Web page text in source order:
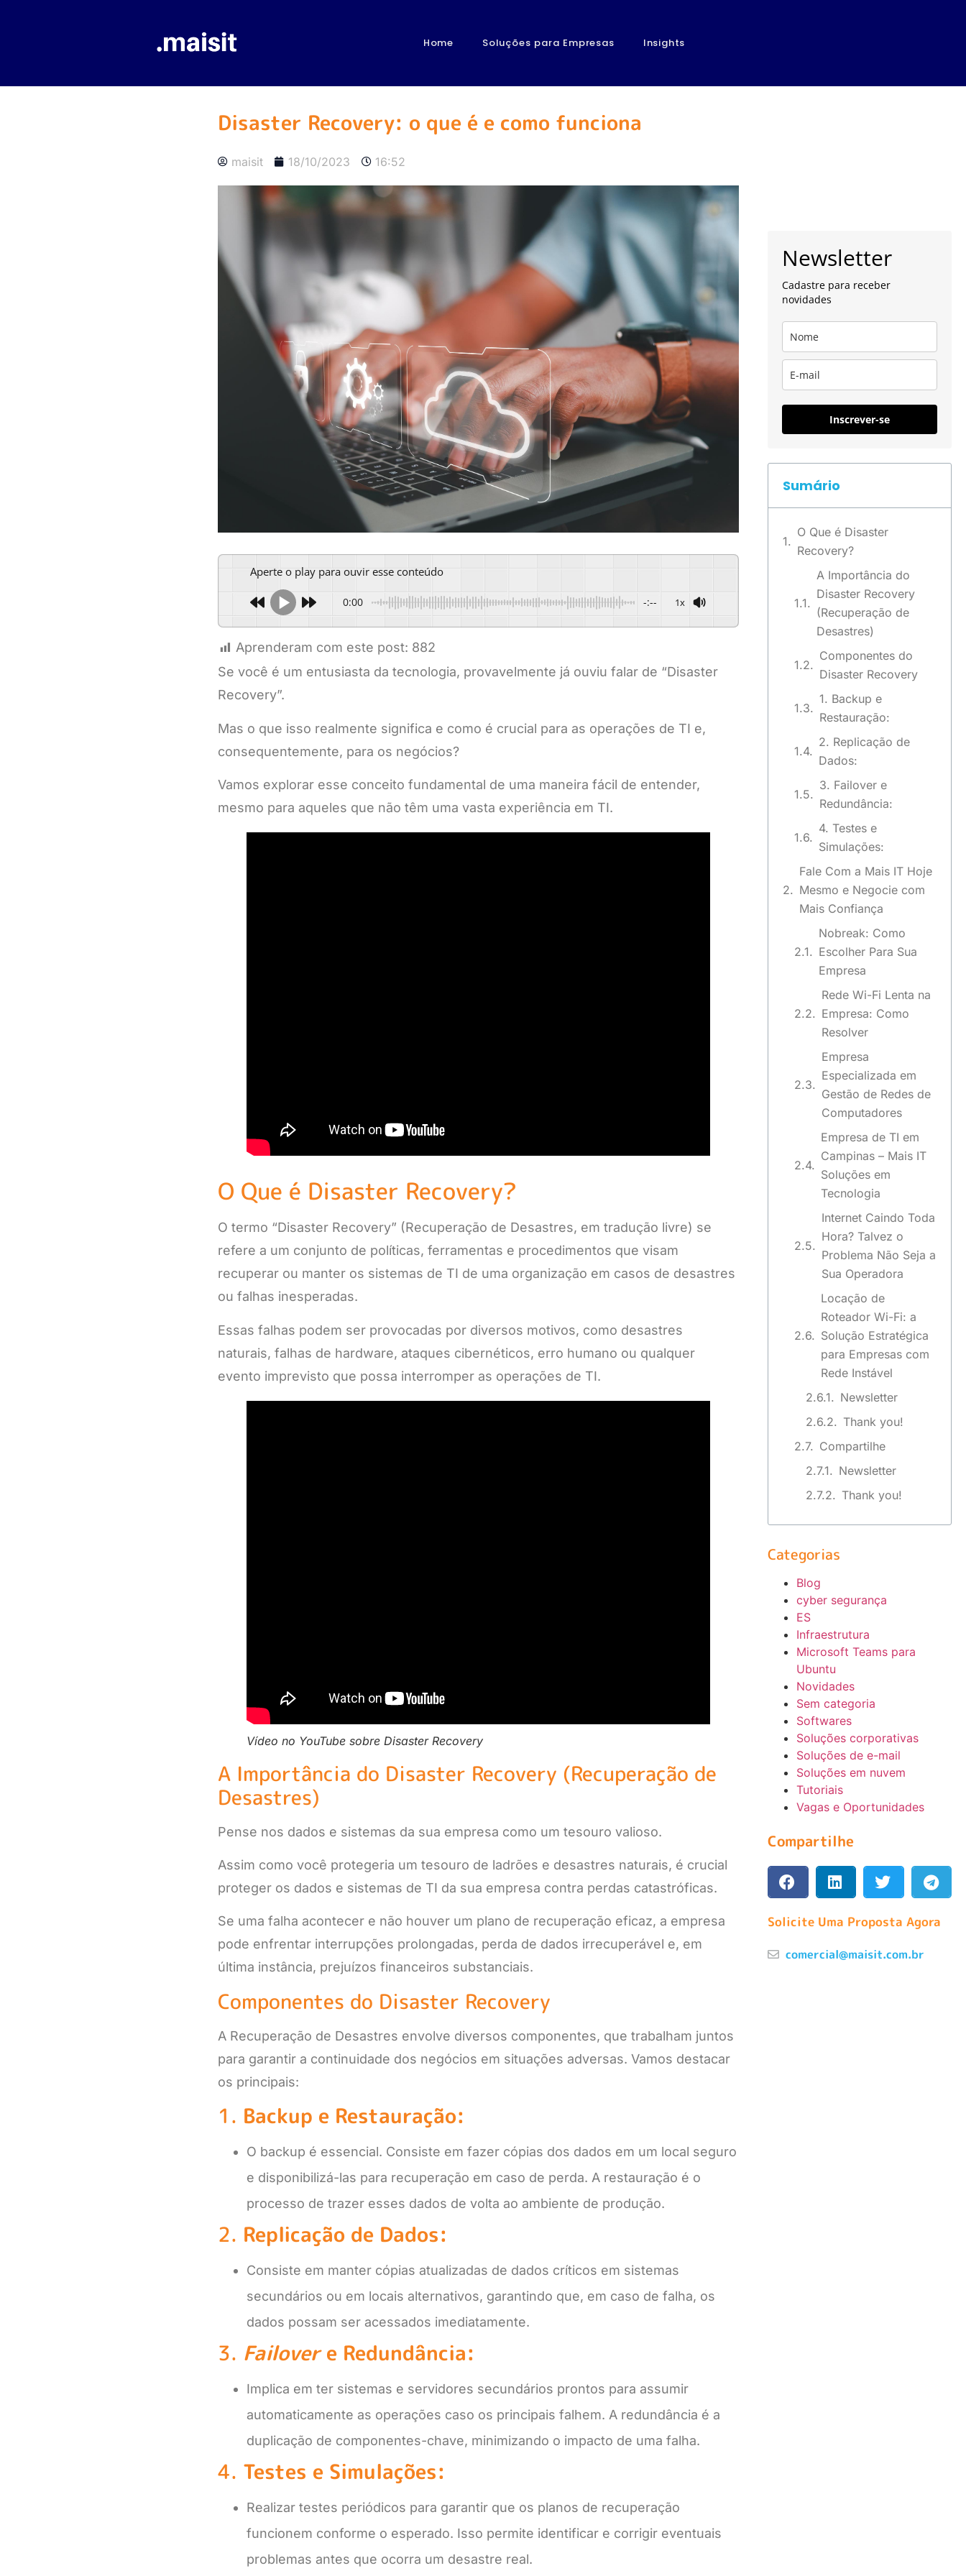
Home Soluções para Empresas Insights
Disaster Recovery: o que é e como funciona
maisit 18/10/2023 16:52
Aperte o play para ouvir esse conteúdo
0:00 -:-- 1x
Aprenderam com este post: 882
Se você é um entusiasta da tecnologia, provavelmente já ouviu falar de “Disaster
Recovery”.
Mas o que isso realmente significa e como é crucial para as operações de TI e,
consequentemente, para os negócios?
Vamos explorar esse conceito fundamental de uma maneira fácil de entender,
mesmo para aqueles que não têm uma vasta experiência em TI.
O Que é Disaster Recovery?
O termo “Disaster Recovery” (Recuperação de Desastres, em tradução livre) se
refere a um conjunto de políticas, ferramentas e procedimentos que visam
recuperar ou manter os sistemas de TI de uma organização em casos de desastres
ou falhas inesperadas.
Essas falhas podem ser provocadas por diversos motivos, como desastres
naturais, falhas de hardware, ataques cibernéticos, erro humano ou qualquer
evento imprevisto que possa interromper as operações de TI.
Vídeo no YouTube sobre Disaster Recovery
A Importância do Disaster Recovery (Recuperação de
Desastres)
Pense nos dados e sistemas da sua empresa como um tesouro valioso.
Assim como você protegeria um tesouro de ladrões e desastres naturais, é crucial
proteger os dados e sistemas de TI da sua empresa contra perdas catastróficas.
Se uma falha acontecer e não houver um plano de recuperação eficaz, a empresa
pode enfrentar interrupções prolongadas, perda de dados irrecuperável e, em
última instância, prejuízos financeiros substanciais.
Componentes do Disaster Recovery
A Recuperação de Desastres envolve diversos componentes, que trabalham juntos
para garantir a continuidade dos negócios em situações adversas. Vamos destacar
os principais:
1. Backup e Restauração:
O backup é essencial. Consiste em fazer cópias dos dados em um local seguro
e disponibilizá-las para recuperação em caso de perda. A restauração é o
processo de trazer esses dados de volta ao ambiente de produção.
2. Replicação de Dados:
Consiste em manter cópias atualizadas de dados críticos em sistemas
secundários ou em locais alternativos, garantindo que, em caso de falha, os
dados possam ser acessados imediatamente.
3. Failovere Redundância:
Implica em ter sistemas e servidores secundários prontos para assumir
automaticamente as operações caso os principais falhem. A redundância é a
duplicação de componentes-chave, minimizando o impacto de uma falha.
4. Testes e Simulações:
Realizar testes periódicos para garantir que os planos de recuperação
funcionem conforme o esperado. Isso permite identificar e corrigir eventuais
problemas antes que ocorra um desastre real.
Newsletter
Cadastre para receber
novidades
Inscrever-se
Sumário
O Que é Disaster
Recovery?
A Importância do
Disaster Recovery
(Recuperação de
Desastres)
Componentes do
Disaster Recovery
1. Backup e
Restauração:
2. Replicação de
Dados:
3. Failover e
Redundância:
4. Testes e
Simulações:
Fale Com a Mais IT Hoje
Mesmo e Negocie com
Mais Confiança
Nobreak: Como
Escolher Para Sua
Empresa
Rede Wi-Fi Lenta na
Empresa: Como
Resolver
Empresa
Especializada em
Gestão de Redes de
Computadores
Empresa de TI em
Campinas – Mais IT
Soluções em
Tecnologia
Internet Caindo Toda
Hora? Talvez o
Problema Não Seja a
Sua Operadora
Locação de
Roteador Wi-Fi: a
Solução Estratégica
para Empresas com
Rede Instável
Newsletter
Thank you!
Compartilhe
Newsletter
Thank you!
Categorias
Blog
cyber segurança
ES
Infraestrutura
Microsoft Teams para
Ubuntu
Novidades
Sem categoria
Softwares
Soluções corporativas
Soluções de e-mail
Soluções em nuvem
Tutoriais
Vagas e Oportunidades
Compartilhe
Solicite Uma Proposta Agora
comercial@maisit.com.br